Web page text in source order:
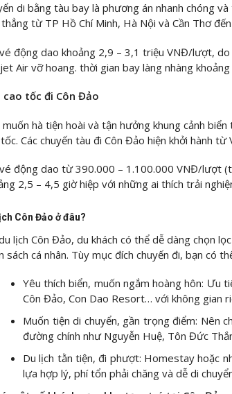
di bằng tàu bay là phương án nhanh chóng
từ TP Hồ Chí Minh, Hà Nội và Cần Thơ
động dao khoảng 2,9 – 3,1 triệu VNĐ/lượt,
Air vỡ hoang. thời gian bay làng nhàng
cao tốc đi Côn Đảo
muốn hà tiện hoài và tận hưởng khung cảnh
Các chuyến tàu đi Côn Đảo hiện khởi hành
động dao từ 390.000 – 1.100.000 VNĐ/lượt
2,5 – 4,5 giờ hiệp với những ai thích trải
Côn Đảo ở đâu?
lịch Côn Đảo, du khách có thể dễ dàng chọn
sách cá nhân. Tùy mục đích chuyến đi, bạn có
Yêu thích biển, muốn ngắm hoàng hôn: Ưu
Côn Đảo, Con Dao Resort… với không gian
Muốn tiện di chuyển, gần trọng điểm: Nên
đường chính như Nguyễn Huệ, Tôn Đức
Du lịch tằn tiện, đi phượt: Homestay hoặc
lựa hợp lý, phí tổn phải chăng và dễ di